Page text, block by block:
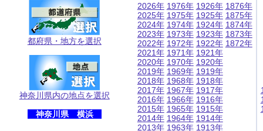
都府県・地方を選択
神奈川県内の地点を選択
神奈川県 横浜
2026年
2025年
2024年
2023年
2022年
2021年
2020年
2019年
2018年
2017年
2016年
2015年
2014年
2013年
1976年
1975年
1974年
1973年
1972年
1971年
1970年
1969年
1968年
1967年
1966年
1965年
1964年
1963年
1926年
1925年
1924年
1923年
1922年
1921年
1920年
1919年
1918年
1917年
1916年
1915年
1914年
1913年
1876年
1875年
1874年
1873年
1872年